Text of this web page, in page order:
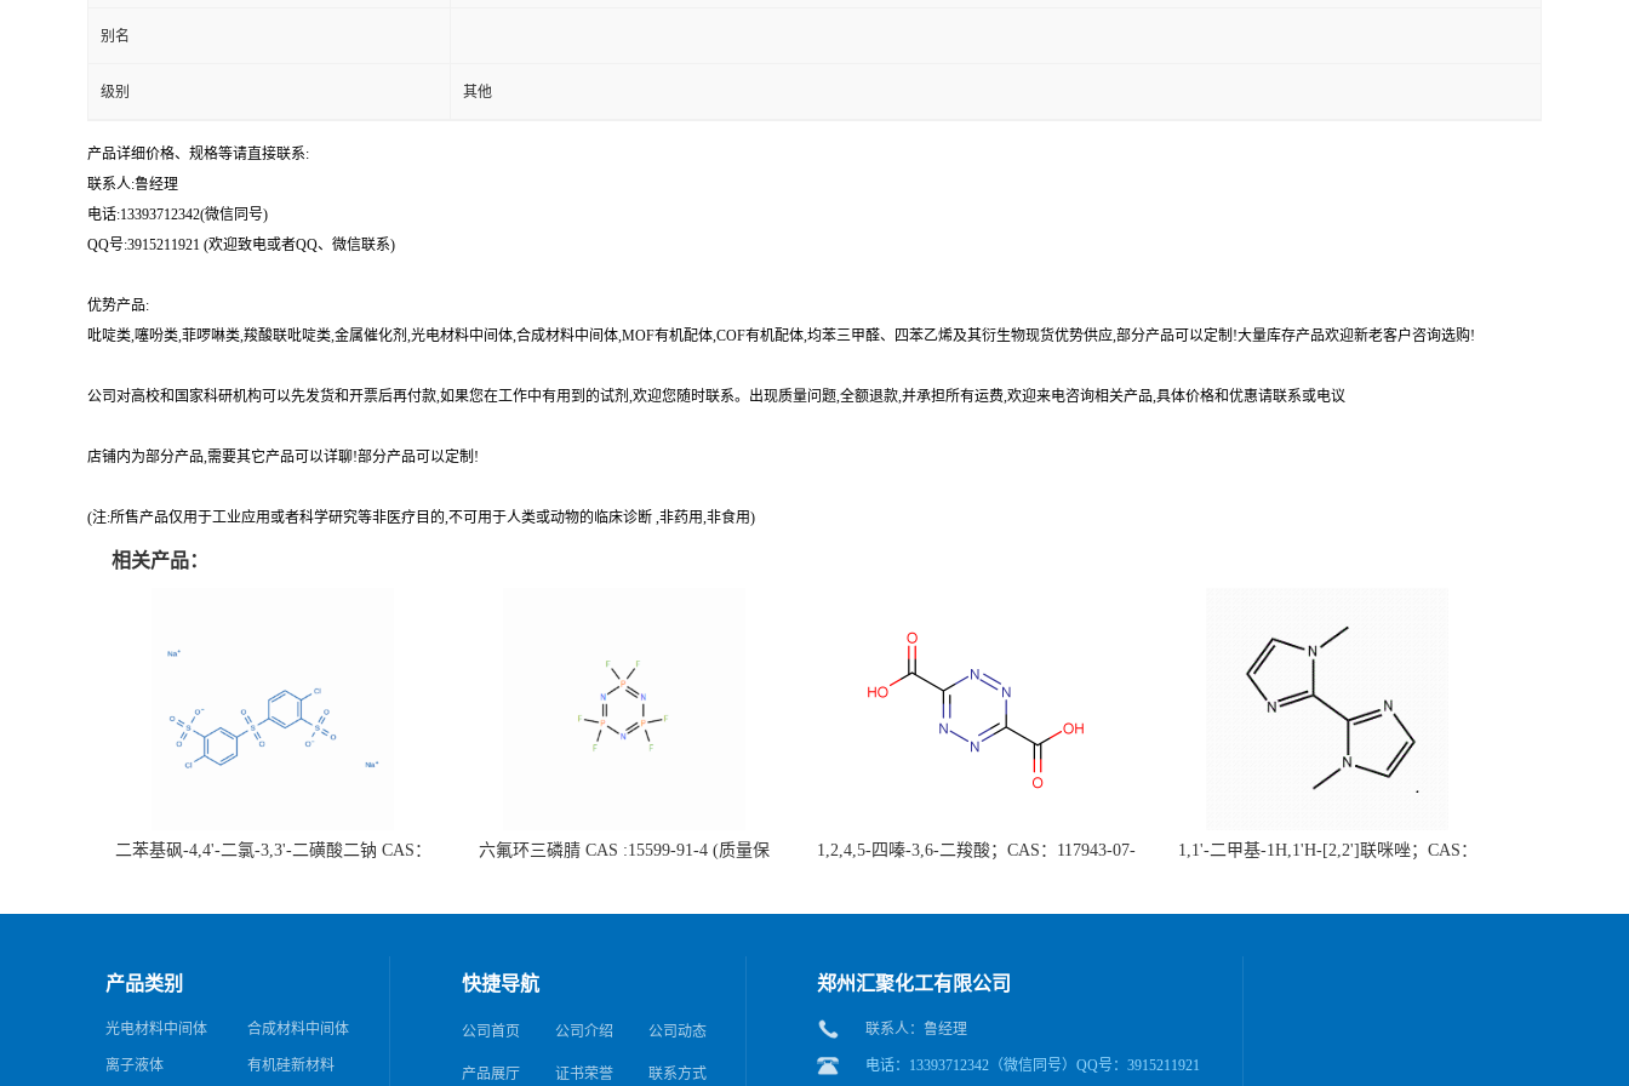
别名
级别 其他
产品详细价格、规格等请直接联系:
联系人:鲁经理
电话:13393712342(微信同号)
QQ号:3915211921 (欢迎致电或者QQ、微信联系)
优势产品:
吡啶类,噻吩类,菲啰啉类,羧酸联吡啶类,金属催化剂,光电材料中间体,合成材料中间体,MOF有机配体,COF有机配体,均苯三甲醛、四苯乙烯及其衍生物现货优势供应,部分产品可以定制!大量库存产品欢迎新老客户咨询选购!
公司对高校和国家科研机构可以先发货和开票后再付款,如果您在工作中有用到的试剂,欢迎您随时联系。出现质量问题,全额退款,并承担所有运费,欢迎来电咨询相关产品,具体价格和优惠请联系或电议
店铺内为部分产品,需要其它产品可以详聊!部分产品可以定制!
(注:所售产品仅用于工业应用或者科学研究等非医疗目的,不可用于人类或动物的临床诊断 ,非药用,非食用)
相关产品：
二苯基砜-4,4'-二氯-3,3'-二磺酸二钠 CAS：
六氟环三磷腈 CAS :15599-91-4 (质量保
1,2,4,5-四嗪-3,6-二羧酸；CAS：117943-07-
应，科研产品，高校/研究所/科研单位先发
1,1'-二甲基-1H,1'H-[2,2']联咪唑；CAS：
主生产，主营产品，价格优惠（科研产品，
产品类别
光电材料中间体 合成材料中间体
离子液体 有机硅新材料
快捷导航
公司首页 公司介绍 公司动态
产品展厅 证书荣誉 联系方式
郑州汇聚化工有限公司
联系人：鲁经理
电话：13393712342（微信同号）QQ号：3915211921